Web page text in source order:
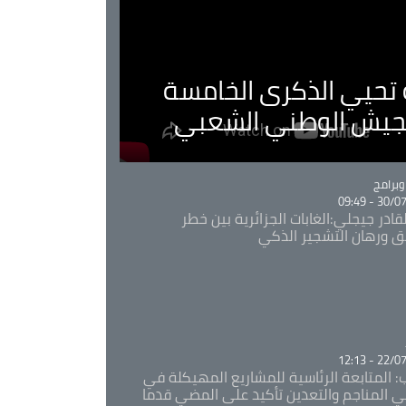
تحيي الذكرى الخامسة
الوطني الشعبي
30/07/
جيجلي:الغابات الجزائرية بين خطر
ورهان التشجير الذكي
22/07/
المتابعة الرئاسية للمشاريع المهيكلة في
المناجم والتعدين تأكيد على المضي قدما